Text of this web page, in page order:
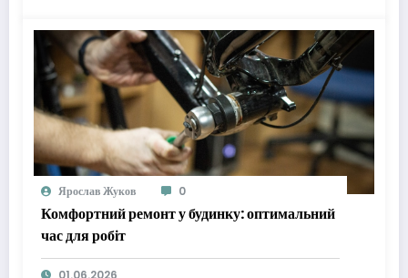
Ярослав Жуков 0
Комфортний ремонт у будинку: оптимальний
час для робіт
01.06.2026